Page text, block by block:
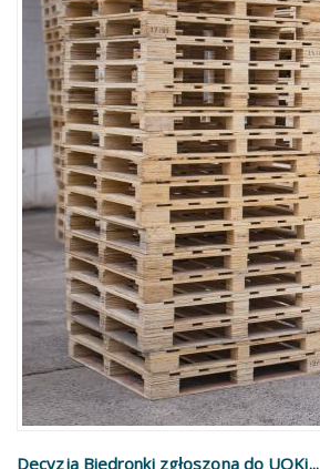
Decyzja Biedronki zgłoszona do UOKi...